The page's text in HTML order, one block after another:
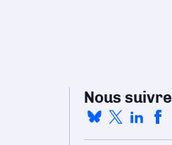
Nous suivre